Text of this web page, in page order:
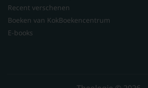
Recent verschenen
Boeken van KokBoekencentrum
E-books